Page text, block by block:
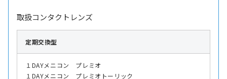
取扱コンタクトレンズ
定期交換型
１DAYメニコン プレミオ
１DAYメニコン プレミオトーリック